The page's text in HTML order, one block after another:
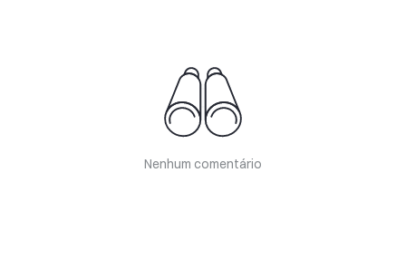
Nenhum comentário